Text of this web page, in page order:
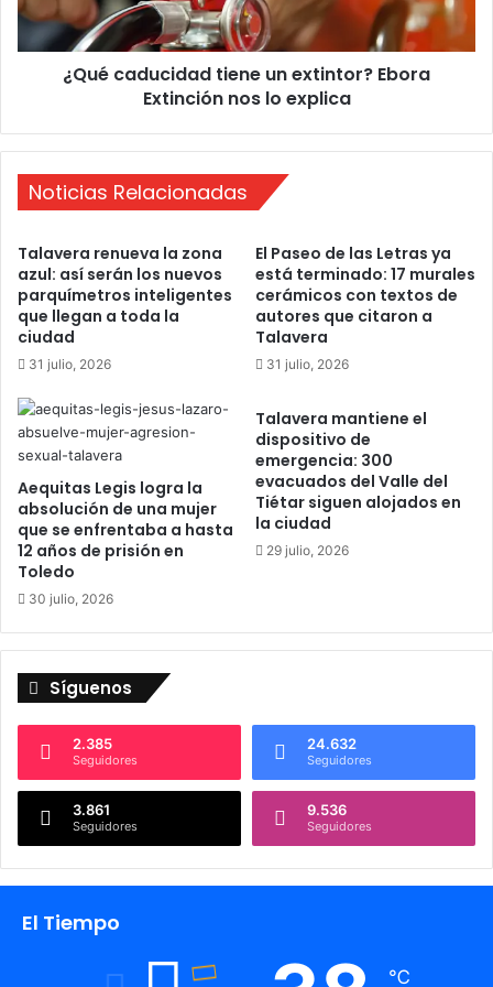
,
a
v
r
a
n
o
q
u
e
i
n
s
p
i
r
ó
a
M
c
h
a
u
c
e
e
u
n
e
t
i
n
t
o
r
?
E
b
o
r
E
x
i
o
¿Qué caducidad tiene un extintor? Ebora
Extinción nos lo explica
Noticias Relacionadas
Talavera renueva la zona
azul: así serán los nuevos
parquímetros inteligentes
que llegan a toda la
ciudad
31 julio, 2026
El Paseo de las Letras ya
está terminado: 17 murales
cerámicos con textos de
autores que citaron a
Talavera
31 julio, 2026
Aequitas Legis logra la
absolución de una mujer
que se enfrentaba a hasta
12 años de prisión en
Toledo
30 julio, 2026
Talavera mantiene el
dispositivo de
emergencia: 300
evacuados del Valle del
Tiétar siguen alojados en
la ciudad
29 julio, 2026
Síguenos
2.385
Seguidores
24.632
Seguidores
3.861
Seguidores
9.536
Seguidores
El Tiempo
℃